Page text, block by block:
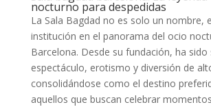
nocturno para despedidas
La Sala Bagdad no es solo un nombre,
institución en el panorama del ocio
Barcelona. Desde su fundación, ha
espectáculo, erotismo y diversión de
consolidándose como el destino
aquellos que buscan celebrar